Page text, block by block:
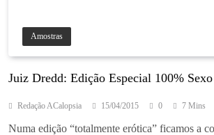
Amostras
Juiz Dredd: Edição Especial 100% Sexo
Redação ACalopsia 15/04/2015 0 7 Mins
Numa edição “totalmente erótica” ficamos a